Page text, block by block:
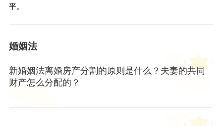
平。
婚姻法
新婚姻法离婚房产分割的原则是什么？夫妻的共同
财产怎么分配的？